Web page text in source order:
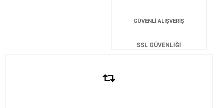
GÜVENLİ ALIŞVERİŞ
SSL GÜVENLİĞİ